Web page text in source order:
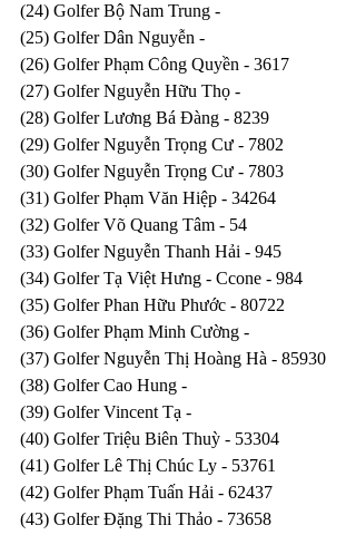
(24) Golfer Bộ Nam Trung -
(25) Golfer Dân Nguyễn -
(26) Golfer Phạm Công Quyền - 3617
(27) Golfer Nguyễn Hữu Thọ -
(28) Golfer Lương Bá Đàng - 8239
(29) Golfer Nguyễn Trọng Cư - 7802
(30) Golfer Nguyễn Trọng Cư - 7803
(31) Golfer Phạm Văn Hiệp - 34264
(32) Golfer Võ Quang Tâm - 54
(33) Golfer Nguyễn Thanh Hải - 945
(34) Golfer Tạ Việt Hưng - Ccone - 984
(35) Golfer Phan Hữu Phước - 80722
(36) Golfer Phạm Minh Cường -
(37) Golfer Nguyễn Thị Hoàng Hà - 85930
(38) Golfer Cao Hung -
(39) Golfer Vincent Tạ -
(40) Golfer Triệu Biên Thuỳ - 53304
(41) Golfer Lê Thị Chúc Ly - 53761
(42) Golfer Phạm Tuấn Hải - 62437
(43) Golfer Đặng Thi Thảo - 73658